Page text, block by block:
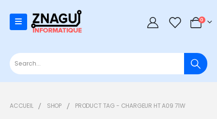
0 0
ACCUEIL SHOP PRODUCT TAG - CHARGEUR HT A09 71W